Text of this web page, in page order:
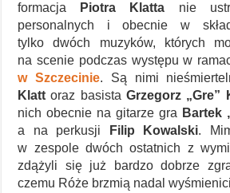
formacja
Piotra Klatta nie
personalnych i obecnie w
tylko dwóch muzyków, których
na scenie podczas występu w
w Szczecinie. Są nimi
Klatt oraz basista Grzegorz „Gre”
nich obecnie na gitarze gra Bartek
a na perkusji
Filip Kowalski.
w zespole dwóch ostatnich z
zdążyli się już bardzo dobrze
czemu Róże brzmią nadal